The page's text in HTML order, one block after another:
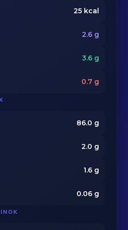
25kcal
2.6g
3.6g
0.7g
86.0 g
2.0 g
1.6g
0.06g